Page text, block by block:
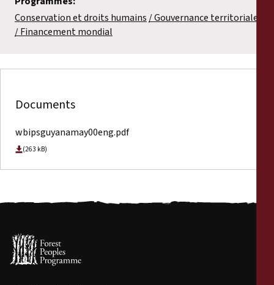
Conservation et droits humains Gouvernance territoriale
Financement mondial
Documents
wbipsguyanamay00eng.pdf
(263 kB)